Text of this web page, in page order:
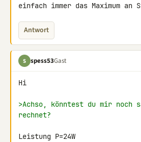
einfach immer das Maximum
Antwort
S spess53Gast
Hi
>Achso, könntest du mir noch
rechnet?
Leistung P=24W